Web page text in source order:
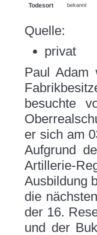
Todesort bekannt
Quelle:
privat
Paul Adam
besuchte
er sich am
Aufgrund
Artillerie-
Ausbildung
die
der 16.
und der